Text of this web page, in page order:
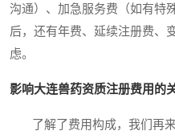
沟通）、加急服务费（如有特
后，还有年费、延续注册费、
虑。
影响大连兽药资质注册费用的
了解了费用构成，我们再来